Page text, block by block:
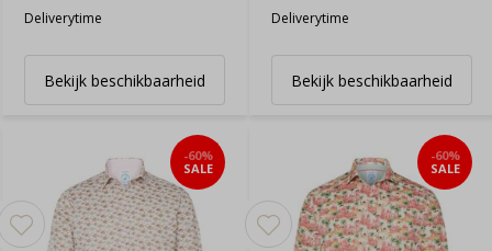
Deliverytime
Bekijk beschikbaarheid
Deliverytime
Bekijk beschikbaarheid
-60%
SALE
-60%
SALE